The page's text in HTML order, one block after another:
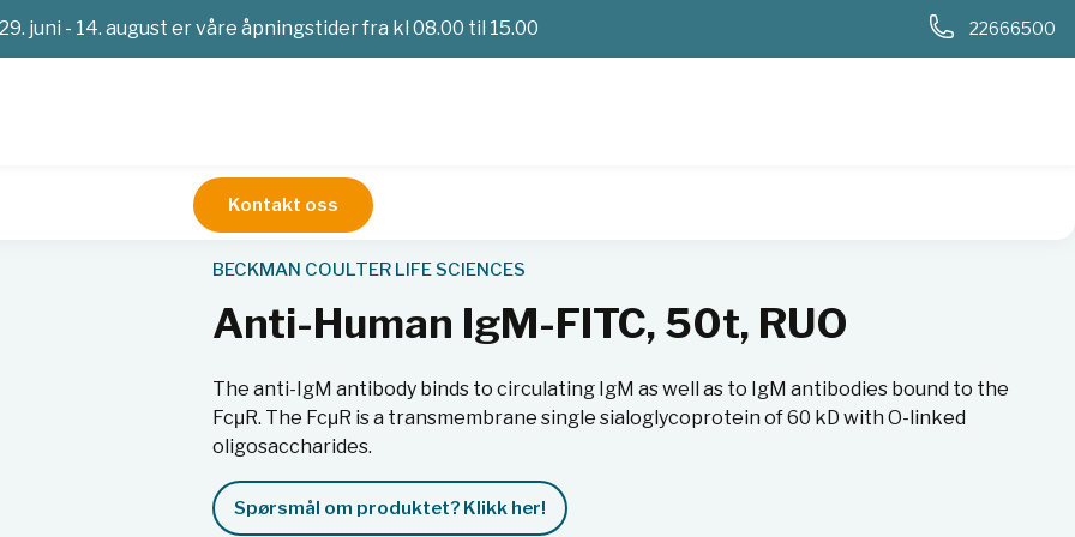
29. juni - 14. august er våre åpningstider fra kl 08.00 til 15.00 22666500
Kontakt oss
Anti-Human IgM-FITC, 50t, RUO
BECKMAN COULTER LIFE SCIENCES
Anti-Human IgM-FITC, 50t, RUO
The anti-IgM antibody binds to circulating IgM as well as to IgM antibodies bound to the
FcμR. The FcμR is a transmembrane single sialoglycoprotein of 60 kD with O-linked
oligosaccharides.
Spørsmål om produktet? Klikk her!